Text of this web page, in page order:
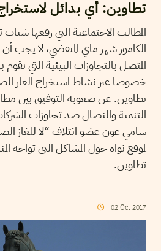
تطاوين: أي بدائل
المطالب الاجتماعية التي رفعها
الكامور شهر ماي المنقضي، لا يجب
المتصل بالتجاوزات البيئية التي تقوم
خصوصا عبر نشاط استخراج الغاز
تطاوين. عن صعوبة التوفيق بين
التنمية والنضال ضد تجاوزات
سامي عون عضو ائتلاف “لا للغاز
لموقع نواة حول المشاكل التي تواجه
تطاوين.
02 Oct 2017